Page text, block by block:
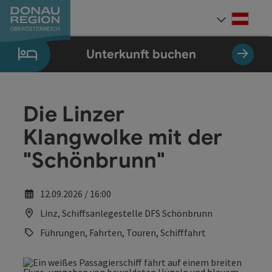
Zum Inhalt
Zur Navigation
Zum Seitenanfang
Zur Kontaktseite
Zum Impressum
Zur Startseite
Unterkunft buchen
Die Linzer
Klangwolke mit der
"Schönbrunn"
12.09.2026 / 16:00
Linz, Schiffsanlegestelle DFS Schönbrunn
Führungen, Fahrten, Touren, Schifffahrt